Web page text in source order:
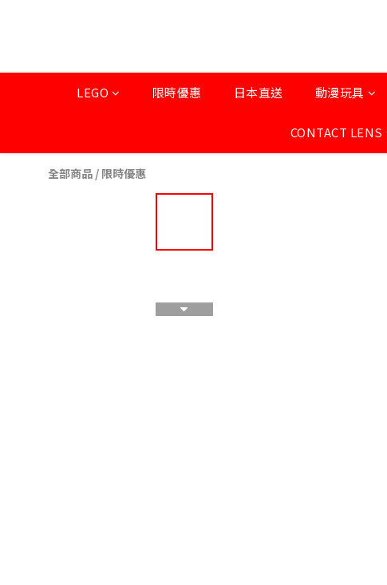
LEGO 限時優惠 日本直送 動漫玩具
CONTACT LENS
全部商品 / 限時優惠